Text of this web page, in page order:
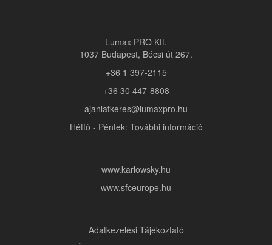
Lumax PRO Kft.
1037 Budapest, Bécsi út 267.
+36 1 397-2115
+36 30 447-8808
ajanlatkeres@lumaxpro.hu
Hétfő - Péntek: További információ
www.karlowsky.hu
www.sfceurope.hu
Adatkezelési Tájékoztató